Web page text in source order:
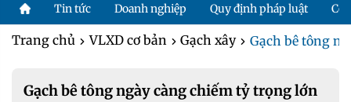
Tin tức Doanh nghiệp Quy định pháp luật
Trang chủ VLXD cơ bản Gạch xây Gạch bê tông
Gạch bê tông ngày càng chiếm tỷ trọng lớn